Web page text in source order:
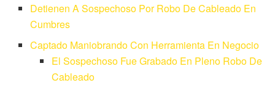
Detienen A Sospechoso Por Robo De Cableado En
Cumbres
Captado Maniobrando Con Herramienta En Negocio
El Sospechoso Fue Grabado En Pleno Robo De
Cableado